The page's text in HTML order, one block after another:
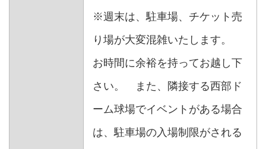
※週末は、駐車場、チケット売
り場が大変混雑いたします。
お時間に余裕を持ってお越し下
さい。 また、隣接する西部ド
ーム球場でイベントがある場合
は、駐車場の入場制限がされる